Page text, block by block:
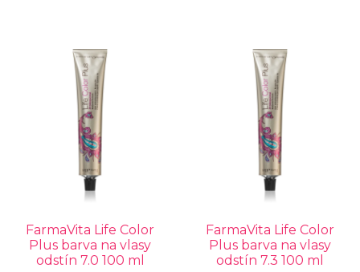
FarmaVita Life Color
Plus barva na vlasy
odstín 7.0 100 ml
FarmaVita Life Color
Plus barva na vlasy
odstín 7.3 100 ml